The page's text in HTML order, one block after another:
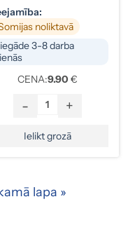
noliktavā
3-8 darba
CENA:9.90 €
- +
Ielikt grozā
lapa »